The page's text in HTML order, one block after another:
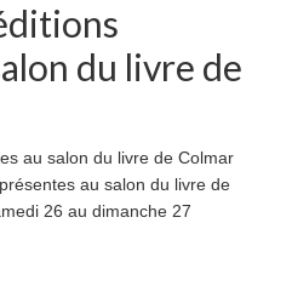
du livre de
au salon du livre de Colmar
au salon du livre de
26 au dimanche 27